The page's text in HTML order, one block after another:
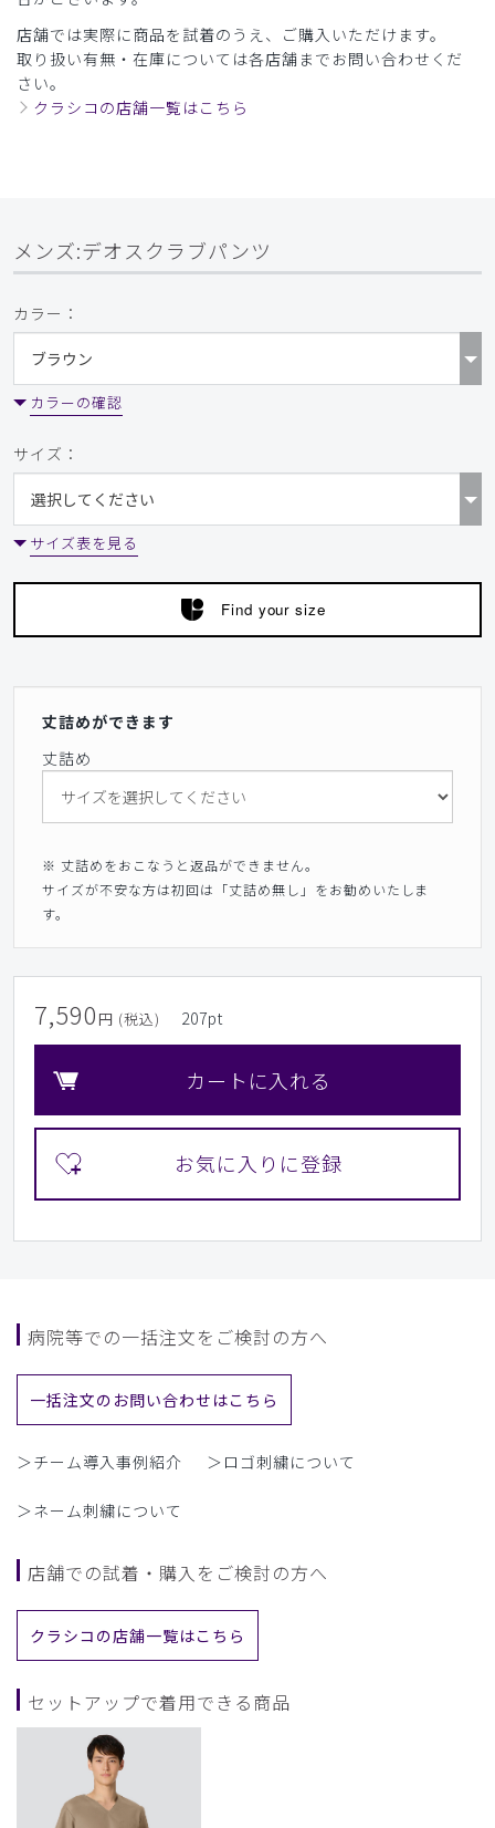
店舗では実際に商品を試着のうえ、ご購入いただけます。
取り扱い有無・在庫については各店舗までお問い合わせくだ
さい。
クラシコの店舗一覧はこちら
メンズ:デオスクラブパンツ
カラー：
カラーの確認
サイズ：
サイズ表を見る
Find your size
丈詰めができます
丈詰め
※ 丈詰めをおこなうと返品ができません。
サイズが不安な方は初回は「丈詰め無し」をお勧めいたしま
す。
7,590 円 (税込) 207pt
カートに入れる
病院等での一括注文をご検討の方へ
一括注文のお問い合わせはこちら
＞チーム導入事例紹介 ＞ロゴ刺繍について
＞ネーム刺繍について
店舗での試着・購入をご検討の方へ
クラシコの店舗一覧はこちら
セットアップで着用できる商品